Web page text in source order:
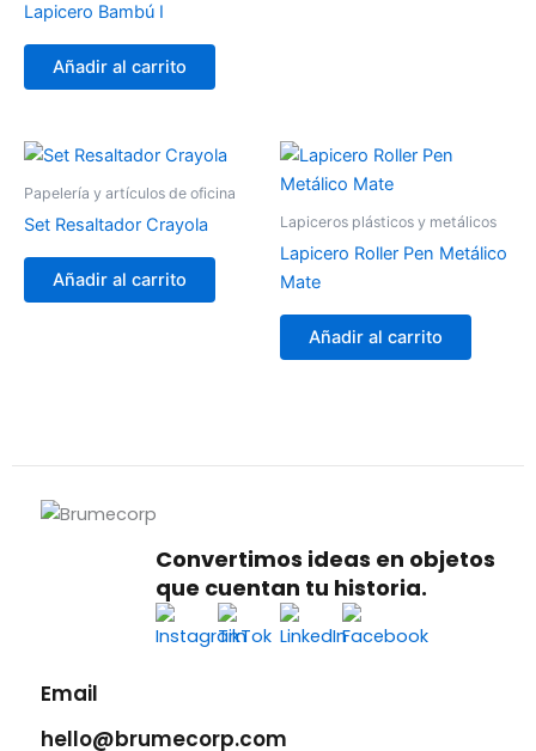
Lapicero Bambú I
Añadir al carrito
Papelería y artículos de oficina
Set Resaltador Crayola
Añadir al carrito
Lapiceros plásticos y metálicos
Lapicero Roller Pen Metálico
Mate
Añadir al carrito
Email
hello@brumecorp.com
Convertimos ideas en objetos
que cuentan tu historia.